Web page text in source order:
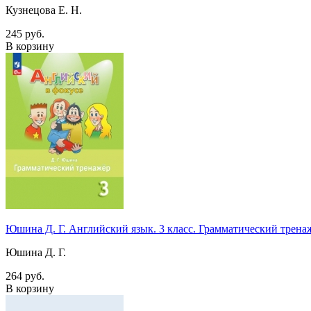
Кузнецова Е. Н.
245 руб.
В корзину
Юшина Д. Г. Английский язык. 3 класс. Грамматический
Юшина Д. Г.
264 руб.
В корзину